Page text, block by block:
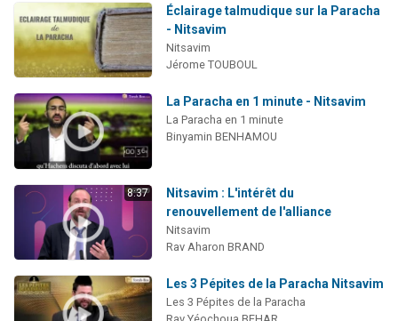
Éclairage talmudique sur la Paracha
- Nitsavim
Nitsavim
Jérome TOUBOUL
La Paracha en 1 minute - Nitsavim
La Paracha en 1 minute
Binyamin BENHAMOU
8:37
Nitsavim : L'intérêt du
renouvellement de l'alliance
Nitsavim
Rav Aharon BRAND
Les 3 Pépites de la Paracha Nitsavim
Les 3 Pépites de la Paracha